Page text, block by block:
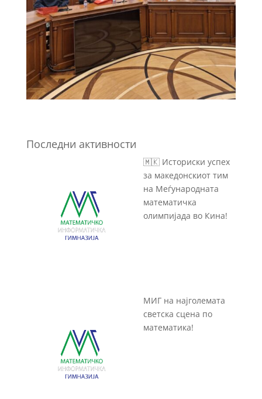
Последни активности
🇲🇰 Историски успех
за македонскиот тим
на Меѓународната
математичка
олимпијада во Кина!
МИГ на најголемата
светска сцена по
математика!